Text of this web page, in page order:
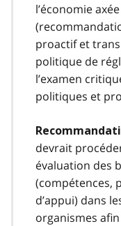
l’économie
proactif et
politique de
l’examen
politiques et
devrait
évaluation des
(compétences,
d’appui) dans
organismes